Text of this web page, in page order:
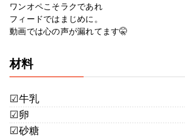
ワンオペこそラクであれ
フィードではまじめに。
動画では心の声が漏れてます🤫
材料
☑︎牛乳
☑︎卵
☑︎砂糖